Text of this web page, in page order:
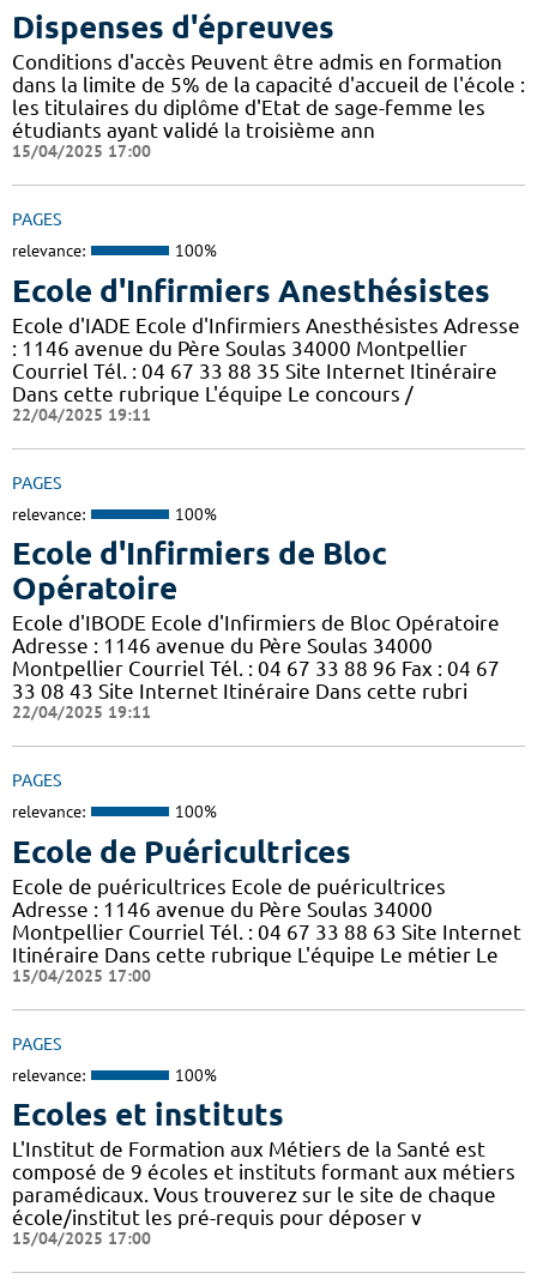
Dispenses d'épreuves
Conditions d'accès Peuvent être admis en formation
dans la limite de 5% de la capacité d'accueil de l'école :
les titulaires du diplôme d'Etat de sage-femme les
étudiants ayant validé la troisième ann
15/04/2025 17:00
PAGES
relevance: 100%
Ecole d'Infirmiers Anesthésistes
Ecole d'IADE Ecole d'Infirmiers Anesthésistes Adresse
: 1146 avenue du Père Soulas 34000 Montpellier
Courriel Tél. : 04 67 33 88 35 Site Internet Itinéraire
Dans cette rubrique L'équipe Le concours /
22/04/2025 19:11
PAGES
relevance: 100%
Ecole d'Infirmiers de Bloc
Opératoire
Ecole d'IBODE Ecole d'Infirmiers de Bloc Opératoire
Adresse : 1146 avenue du Père Soulas 34000
Montpellier Courriel Tél. : 04 67 33 88 96 Fax : 04 67
33 08 43 Site Internet Itinéraire Dans cette rubri
22/04/2025 19:11
PAGES
relevance: 100%
Ecole de Puéricultrices
Ecole de puéricultrices Ecole de puéricultrices
Adresse : 1146 avenue du Père Soulas 34000
Montpellier Courriel Tél. : 04 67 33 88 63 Site Internet
Itinéraire Dans cette rubrique L'équipe Le métier Le
15/04/2025 17:00
PAGES
relevance: 100%
Ecoles et instituts
L'Institut de Formation aux Métiers de la Santé est
composé de 9 écoles et instituts formant aux métiers
paramédicaux. Vous trouverez sur le site de chaque
école/institut les pré-requis pour déposer v
15/04/2025 17:00